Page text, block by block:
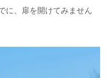
に、扉を開けてみません